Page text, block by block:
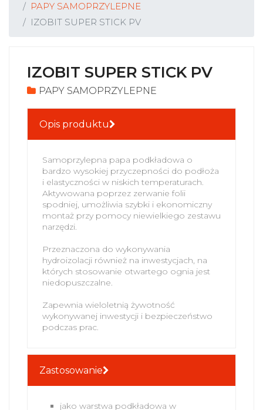
PAPY SAMOPRZYLEPNE
IZOBIT SUPER STICK PV
IZOBIT SUPER STICK PV
PAPY SAMOPRZYLEPNE
Opis produktu
Samoprzylepna papa podkładowa o
bardzo wysokiej przyczepności do podłoża
i elastyczności w niskich temperaturach.
Aktywowana poprzez zerwanie folii
spodniej, umożliwia szybki i ekonomiczny
montaż przy pomocy niewielkiego zestawu
narzędzi.
Przeznaczona do wykonywania
hydroizolacji również na inwestycjach, na
których stosowanie otwartego ognia jest
niedopuszczalne.
Zapewnia wieloletnią żywotność
wykonywanej inwestycji i bezpieczeństwo
podczas prac.
Zastosowanie
jako warstwa podkładowa w